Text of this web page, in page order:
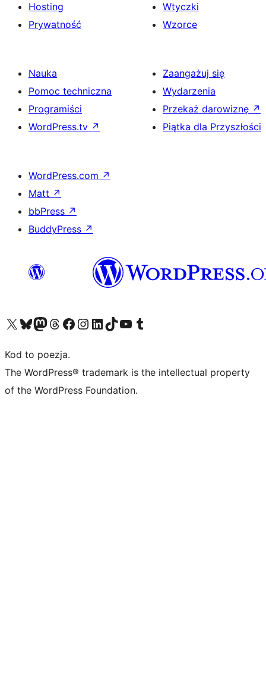
Hosting
Prywatność
Wtyczki
Wzorce
Nauka
Pomoc techniczna
Programiści
WordPress.tv ↗
Zaangażuj się
Wydarzenia
Przekaż darowiznę ↗
Piątka dla Przyszłości
WordPress.com ↗
Matt ↗
bbPress ↗
BuddyPress ↗
Odwiedź nasze konto X (dawniej Twitter)
Odwiedź nasze konto Bluesky
Odwiedź nasze konto na Mastodoncie
Odwiedź naszego Threadsa
Odwiedź naszego Facebooka
Odwiedź nasze konto na Instagramie
Odwiedź nasze konto na LinkedIn
Odwiedź naszego TikToka
Odwiedź nasz kanał YouTube
Odwiedź naszego Tumblra
Kod to poezja.
The WordPress® trademark is the intellectual property
of the WordPress Foundation.